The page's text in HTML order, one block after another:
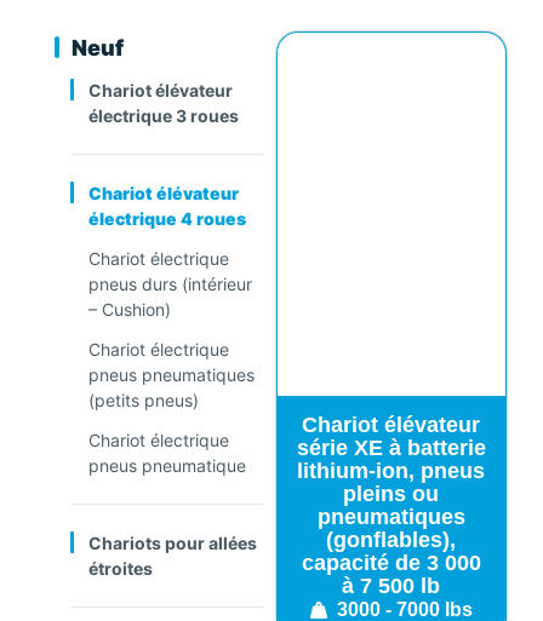
Neuf
Chariot élévateur
électrique 3 roues
Chariot élévateur
électrique 4 roues
Chariot électrique
pneus durs (intérieur
– Cushion)
Chariot électrique
pneus pneumatiques
(petits pneus)
Chariot électrique
pneus pneumatique
Chariots pour allées
étroites
Chariot élévateur
série XE à batterie
lithium-ion, pneus
pleins ou
pneumatiques
(gonflables),
capacité de 3 000
à 7 500 lb
3000 - 7000 lbs